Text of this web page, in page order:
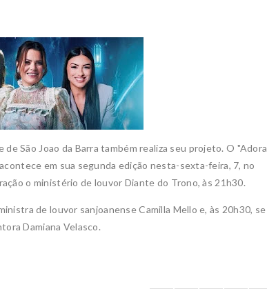
São Joao da Barra também realiza seu projeto. O "Adora
em sua segunda edição nesta-sexta-feira, 7, no
o ministério de louvor Diante do Trono, às 21h30.
de louvor sanjoanense Camilla Mello e, às 20h30, se
Damiana Velasco.